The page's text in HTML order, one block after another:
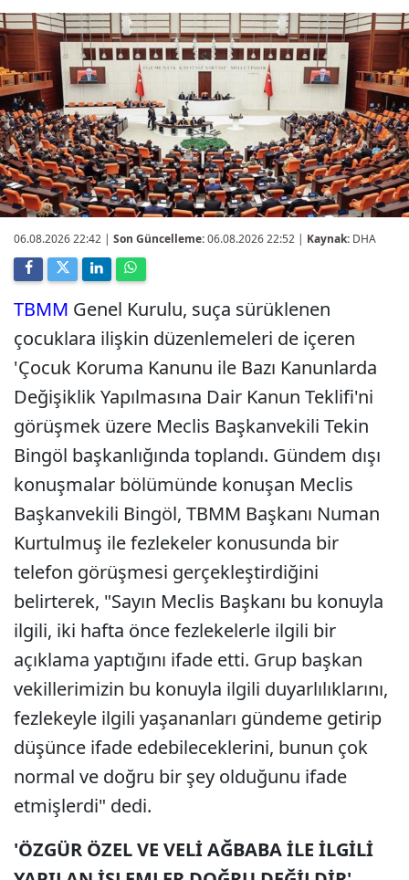
06.08.2026 22:42 | Son Güncelleme:06.08.2026 22:52 | Kaynak: DHA
TBMM Genel Kurulu, suça sürüklenen
çocuklara ilişkin düzenlemeleri de içeren
'Çocuk Koruma Kanunu ile Bazı Kanunlarda
Değişiklik Yapılmasına Dair Kanun Teklifi'ni
görüşmek üzere Meclis Başkanvekili Tekin
Bingöl başkanlığında toplandı. Gündem dışı
konuşmalar bölümünde konuşan Meclis
Başkanvekili Bingöl, TBMM Başkanı Numan
Kurtulmuş ile fezlekeler konusunda bir
telefon görüşmesi gerçekleştirdiğini
belirterek, "Sayın Meclis Başkanı bu konuyla
ilgili, iki hafta önce fezlekelerle ilgili bir
açıklama yaptığını ifade etti. Grup başkan
vekillerimizin bu konuyla ilgili duyarlılıklarını,
fezlekeyle ilgili yaşananları gündeme getirip
düşünce ifade edebileceklerini, bunun çok
normal ve doğru bir şey olduğunu ifade
etmişlerdi" dedi.
'ÖZGÜR ÖZEL VE VELİ AĞBABA İLE İLGİLİ